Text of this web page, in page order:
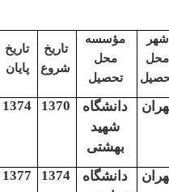
مؤسسه
محل
تحصیل
شروع
تاریخ
پایان
دانشگاه
1370
1374
دانشگاه
1374
1377